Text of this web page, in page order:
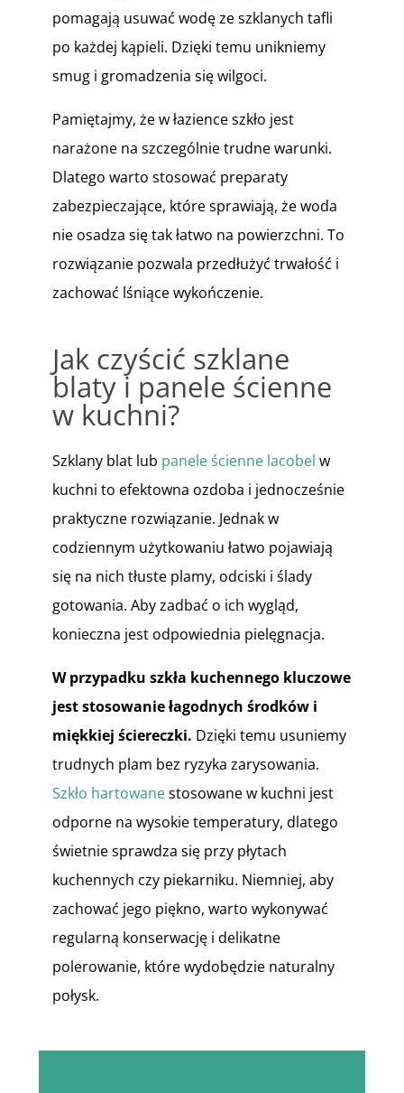
pomagają usuwać wodę ze szklanych tafli
po każdej kąpieli. Dzięki temu unikniemy
smug i gromadzenia się wilgoci.
Pamiętajmy, że w łazience szkło jest
narażone na szczególnie trudne warunki.
Dlatego warto stosować preparaty
zabezpieczające, które sprawiają, że woda
nie osadza się tak łatwo na powierzchni. To
rozwiązanie pozwala przedłużyć trwałość i
zachować lśniące wykończenie.
Jak czyścić szklane
blaty i panele ścienne
w kuchni?
Szklany blat lub panele ścienne lacobel w
kuchni to efektowna ozdoba i jednocześnie
praktyczne rozwiązanie. Jednak w
codziennym użytkowaniu łatwo pojawiają
się na nich tłuste plamy, odciski i ślady
gotowania. Aby zadbać o ich wygląd,
konieczna jest odpowiednia pielęgnacja.
W przypadku szkła kuchennego kluczowe
jest stosowanie łagodnych środków i
miękkiej ściereczki. Dzięki temu usuniemy
trudnych plam bez ryzyka zarysowania.
Szkło hartowanestosowane w kuchni jest
odporne na wysokie temperatury, dlatego
świetnie sprawdza się przy płytach
kuchennych czy piekarniku. Niemniej, aby
zachować jego piękno, warto wykonywać
regularną konserwację i delikatne
polerowanie, które wydobędzie naturalny
połysk.